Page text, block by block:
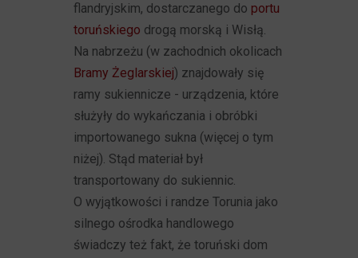
flandryjskim, dostarczanego do portu
toruńskiego drogą morską i Wisłą.
Na nabrzeżu (w zachodnich okolicach
Bramy Żeglarskiej) znajdowały się
ramy sukiennicze - urządzenia, które
służyły do wykańczania i obróbki
importowanego sukna (więcej o tym
niżej). Stąd materiał był
transportowany do sukiennic.
O wyjątkowości i randze Torunia jako
silnego ośrodka handlowego
świadczy też fakt, że toruński dom